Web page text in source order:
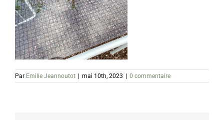
Par Emilie Jeannoutot mai 10th, 2023 0 commentaire